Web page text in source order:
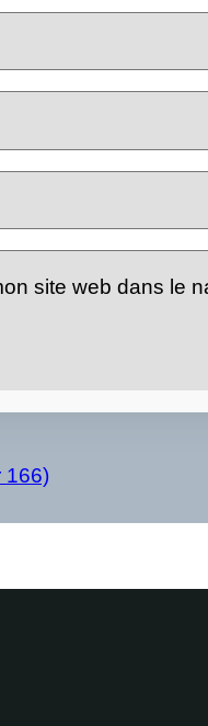
site web dans le
166)